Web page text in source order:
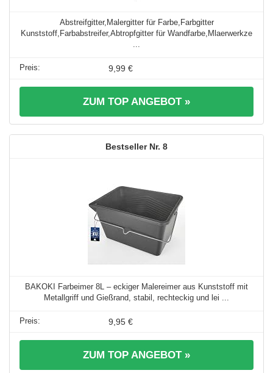
Abstreifgitter,Malergitter für Farbe,Farbgitter
Kunststoff,Farbabstreifer,Abtropfgitter für Wandfarbe,Mlaerwerkze
9,99 €
ZUM TOP ANGEBOT »
8
BAKOKI Farbeimer 8L – eckiger Malereimer aus Kunststoff mit
Metallgriff und Gießrand, stabil, rechteckig und lei ...
9,95 €
ZUM TOP ANGEBOT »